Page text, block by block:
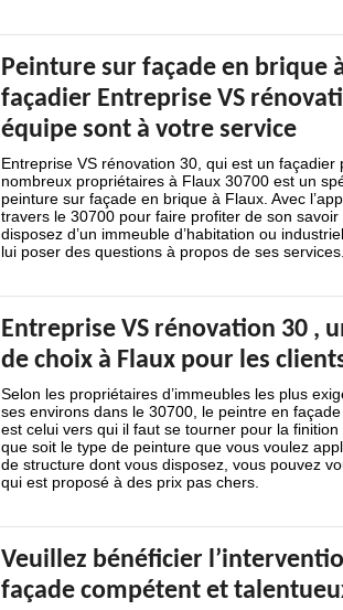
Peinture sur façade en brique
façadier Entreprise VS
équipe sont à votre service
Entreprise VS rénovation 30, qui est un
nombreux propriétaires à Flaux 30700 est un
peinture sur façade en brique à Flaux. Avec
travers le 30700 pour faire profiter de son
disposez d’un immeuble d’habitation ou
lui poser des questions à propos de ses services.
Entreprise VS rénovation 30 ,
de choix à Flaux pour les
Selon les propriétaires d’immeubles les plus
ses environs dans le 30700, le peintre en
est celui vers qui il faut se tourner pour la
que soit le type de peinture que vous voulez
de structure dont vous disposez, vous pouvez
qui est proposé à des prix pas chers.
Veuillez bénéficier
façade compétent et